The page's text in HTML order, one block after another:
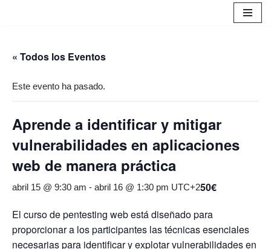
contenido
« Todos los Eventos
Este evento ha pasado.
Aprende a identificar y mitigar
vulnerabilidades en aplicaciones
web de manera práctica
abril 15 @ 9:30 am - abril 16 @ 1:30 pm UTC+250€
El curso de pentesting web está diseñado para
proporcionar a los participantes las técnicas esenciales
necesarias para identificar y explotar vulnerabilidades en